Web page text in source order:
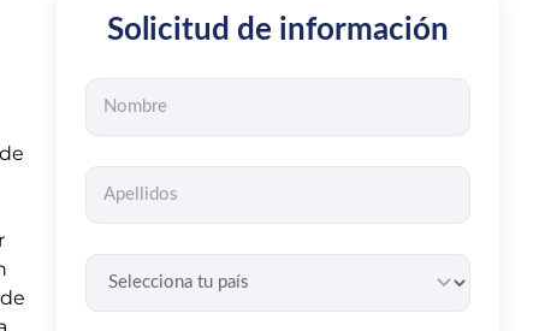
Solicitud de información